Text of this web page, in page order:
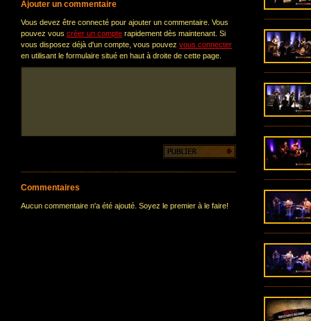
Ajouter un commentaire
Vous devez être connecté pour ajouter un commentaire. Vous
pouvez vous créer un compte rapidement dès maintenant. Si
vous disposez déjà d'un compte, vous pouvez vous connecter
en utilisant le formulaire situé en haut à droite de cette page.
Commentaires
Aucun commentaire n'a été ajouté. Soyez le premier à le faire!